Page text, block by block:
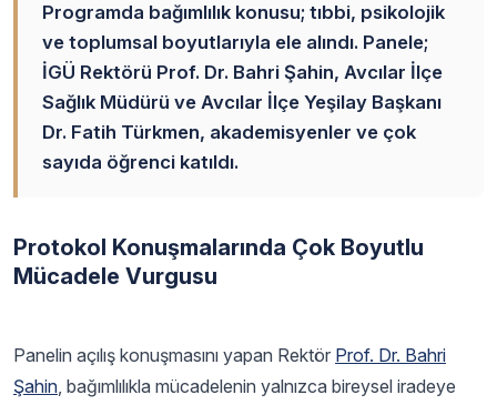
Programda bağımlılık konusu; tıbbi, psikolojik
ve toplumsal boyutlarıyla ele alındı. Panele;
İGÜ Rektörü Prof. Dr. Bahri Şahin, Avcılar İlçe
Sağlık Müdürü ve Avcılar İlçe Yeşilay Başkanı
Dr. Fatih Türkmen, akademisyenler ve çok
sayıda öğrenci katıldı.
Protokol Konuşmalarında Çok Boyutlu
Mücadele Vurgusu
Panelin açılış konuşmasını yapan Rektör Prof. Dr. Bahri
Şahin, bağımlılıkla mücadelenin yalnızca bireysel iradeye